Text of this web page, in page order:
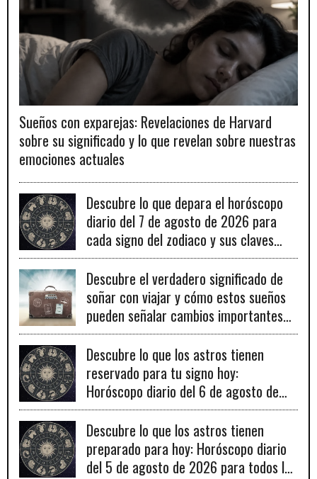
Sueños con exparejas: Revelaciones de Harvard
sobre su significado y lo que revelan sobre nuestras
emociones actuales
Descubre lo que depara el horóscopo
diario del 7 de agosto de 2026 para
cada signo del zodiaco y sus claves
para el éxito.
Descubre el verdadero significado de
soñar con viajar y cómo estos sueños
pueden señalar cambios importantes
en tu vida personal y profesional.
Descubre lo que los astros tienen
reservado para tu signo hoy:
Horóscopo diario del 6 de agosto de
2026
Descubre lo que los astros tienen
preparado para hoy: Horóscopo diario
del 5 de agosto de 2026 para todos los